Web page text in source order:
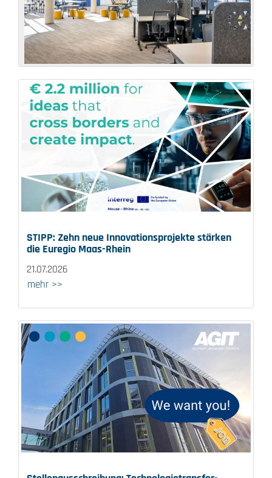
STIPP: Zehn neue Innovationsprojekte stärken
die Euregio Maas-Rhein
21.07.2026
mehr >>